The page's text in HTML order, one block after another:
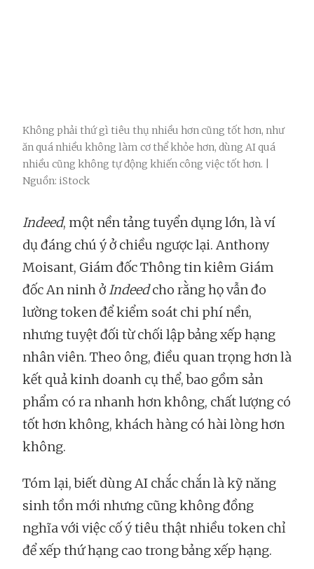
Không phải thứ gì tiêu thụ nhiều hơn cũng tốt hơn, như
ăn quá nhiều không làm cơ thể khỏe hơn, dùng AI quá
nhiều cũng không tự động khiến công việc tốt hơn. |
Nguồn: iStock
Indeed, một nền tảng tuyển dụng lớn, là ví
dụ đáng chú ý ở chiều ngược lại. Anthony
Moisant, Giám đốc Thông tin kiêm Giám
đốc An ninh ởIndeedcho rằng họ vẫn đo
lường token để kiểm soát chi phí nền,
nhưng tuyệt đối từ chối lập bảng xếp hạng
nhân viên. Theo ông, điều quan trọng hơn là
kết quả kinh doanh cụ thể, bao gồm sản
phẩm có ra nhanh hơn không, chất lượng có
tốt hơn không, khách hàng có hài lòng hơn
không.
Tóm lại, biết dùng AI chắc chắn là kỹ năng
sinh tồn mới nhưng cũng không đồng
nghĩa với việc cố ý tiêu thật nhiều token chỉ
để xếp thứ hạng cao trong bảng xếp hạng.